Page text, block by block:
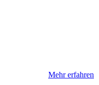
Mehr erfahren